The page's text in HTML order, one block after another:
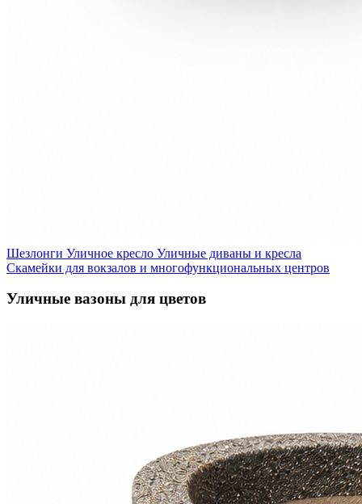
Шезлонги Уличное кресло Уличные диваны и кресла
Скамейки для вокзалов и многофункциональных центров
Уличные вазоны для цветов